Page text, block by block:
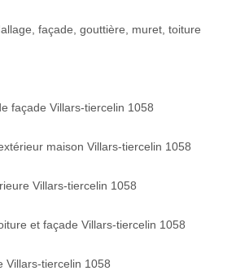
façade, gouttière, muret, toiture
façade Villars-tiercelin 1058
maison Villars-tiercelin 1058
Villars-tiercelin 1058
et façade Villars-tiercelin 1058
Villars-tiercelin 1058